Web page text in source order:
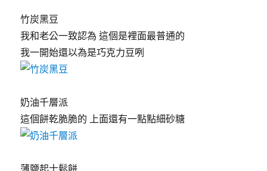
竹炭黑豆
我和老公一致認為 這個是裡面最普通的
我一開始還以為是巧克力豆咧
奶油千層派
這個餅乾脆脆的 上面還有一點點細砂糖
薄鹽起士鬆餅